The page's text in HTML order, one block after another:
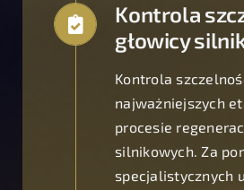
Kontrola
głowicy
Kontrola
najważniejszych
procesie
silnikowych. Za
specjalistycznych